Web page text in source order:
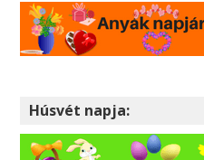
Húsvét napja: